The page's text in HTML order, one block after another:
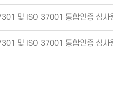
및 ISO 37001 통합인증 심
및 ISO 37001 통합인증 심